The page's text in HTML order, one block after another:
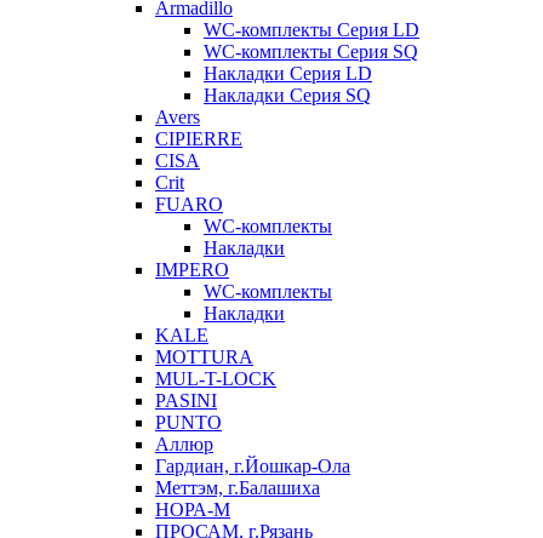
Armadillo
WC-комплекты Серия LD
WC-комплекты Серия SQ
Накладки Серия LD
Накладки Серия SQ
Avers
CIPIERRE
CISA
Crit
FUARO
WC-комплекты
Накладки
IMPERO
WC-комплекты
Накладки
KALE
MOTTURA
MUL-T-LOCK
PASINI
PUNTO
Аллюр
Гардиан, г.Йошкар-Ола
Меттэм, г.Балашиха
НОРА-М
ПРОСАМ, г.Рязань